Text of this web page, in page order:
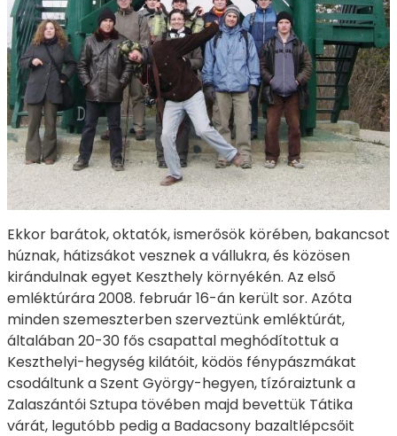
Ekkor barátok, oktatók, ismerősök körében, bakancsot
húznak, hátizsákot vesznek a vállukra, és közösen
kirándulnak egyet Keszthely környékén. Az első
emléktúrára 2008. február 16-án került sor. Azóta
minden szemeszterben szerveztünk emléktúrát,
általában 20-30 fős csapattal meghódítottuk a
Keszthelyi-hegység kilátóit, ködös fénypászmákat
csodáltunk a Szent György-hegyen, tízóraiztunk a
Zalaszántói Sztupa tövében majd bevettük Tátika
várát, legutóbb pedig a Badacsony bazaltlépcsőit